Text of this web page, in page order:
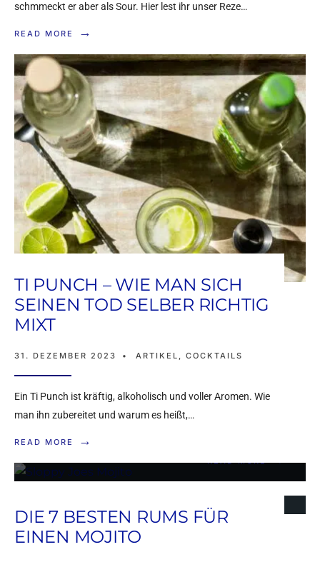
schmmeckt er aber als Sour. Hier lest ihr unser Reze…
READ MORE →
TI PUNCH – WIE MAN SICH
SEINEN TOD SELBER RICHTIG
MIXT
31. DEZEMBER 2023 • ARTIKEL , COCKTAILS
Ein Ti Punch ist kräftig, alkoholisch und voller Aromen. Wie
man ihn zubereitet und warum es heißt,…
READ MORE →
SLOPPY JOE’S MOJITO
– DER PERFEKTE
DRINK FÜR DIE
GARTENPARTY
READ MORE →
DIE 7 BESTEN RUMS FÜR
EINEN MOJITO